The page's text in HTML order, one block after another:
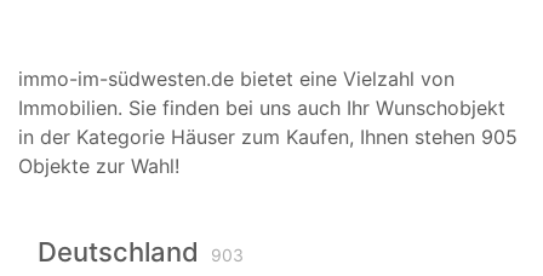
immo-im-südwesten.de bietet eine Vielzahl von
Immobilien. Sie finden bei uns auch Ihr Wunschobjekt
in der Kategorie Häuser zum Kaufen, Ihnen stehen 905
Objekte zur Wahl!
Deutschland 903